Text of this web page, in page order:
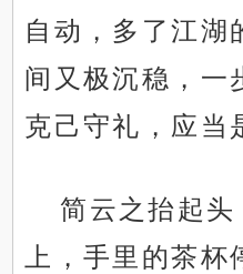
自动，多了江湖
间又极沉稳，一
克己守礼，应当
简云之抬起
上，手里的茶杯